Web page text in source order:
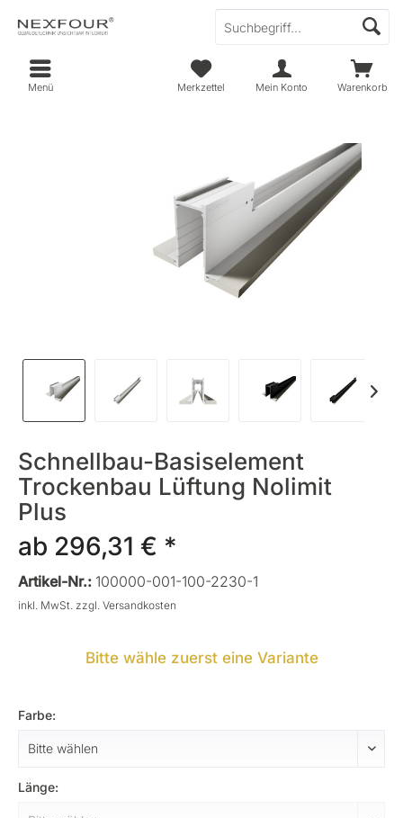
Warenkorb
Merkzettel Mein Konto
Menü
Schnellbau-Basiselement
Trockenbau Lüftung Nolimit
Plus
ab 296,31 € *
Artikel-Nr.: 100000-001-100-2230-1
inkl. MwSt. zzgl. Versandkosten
Bitte wähle zuerst eine Variante
Farbe:
Länge: